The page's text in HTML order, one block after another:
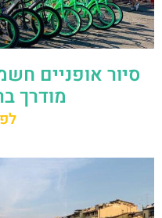
סיור אופניים
מודרך